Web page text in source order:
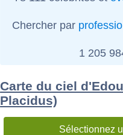
Chercher par
1 205
Carte du ciel
Placidus)
Sélectionnez